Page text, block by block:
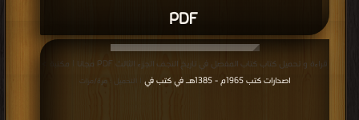
PDF
قراءة و تحميل كتاب كتاب المفصل في تاريخ النجف الجزء الثالث PDF مجانا | مكتبة >
اصدارات كتب 1965م - 1385هـ في كتب في
| التحميل : مرة/مرات